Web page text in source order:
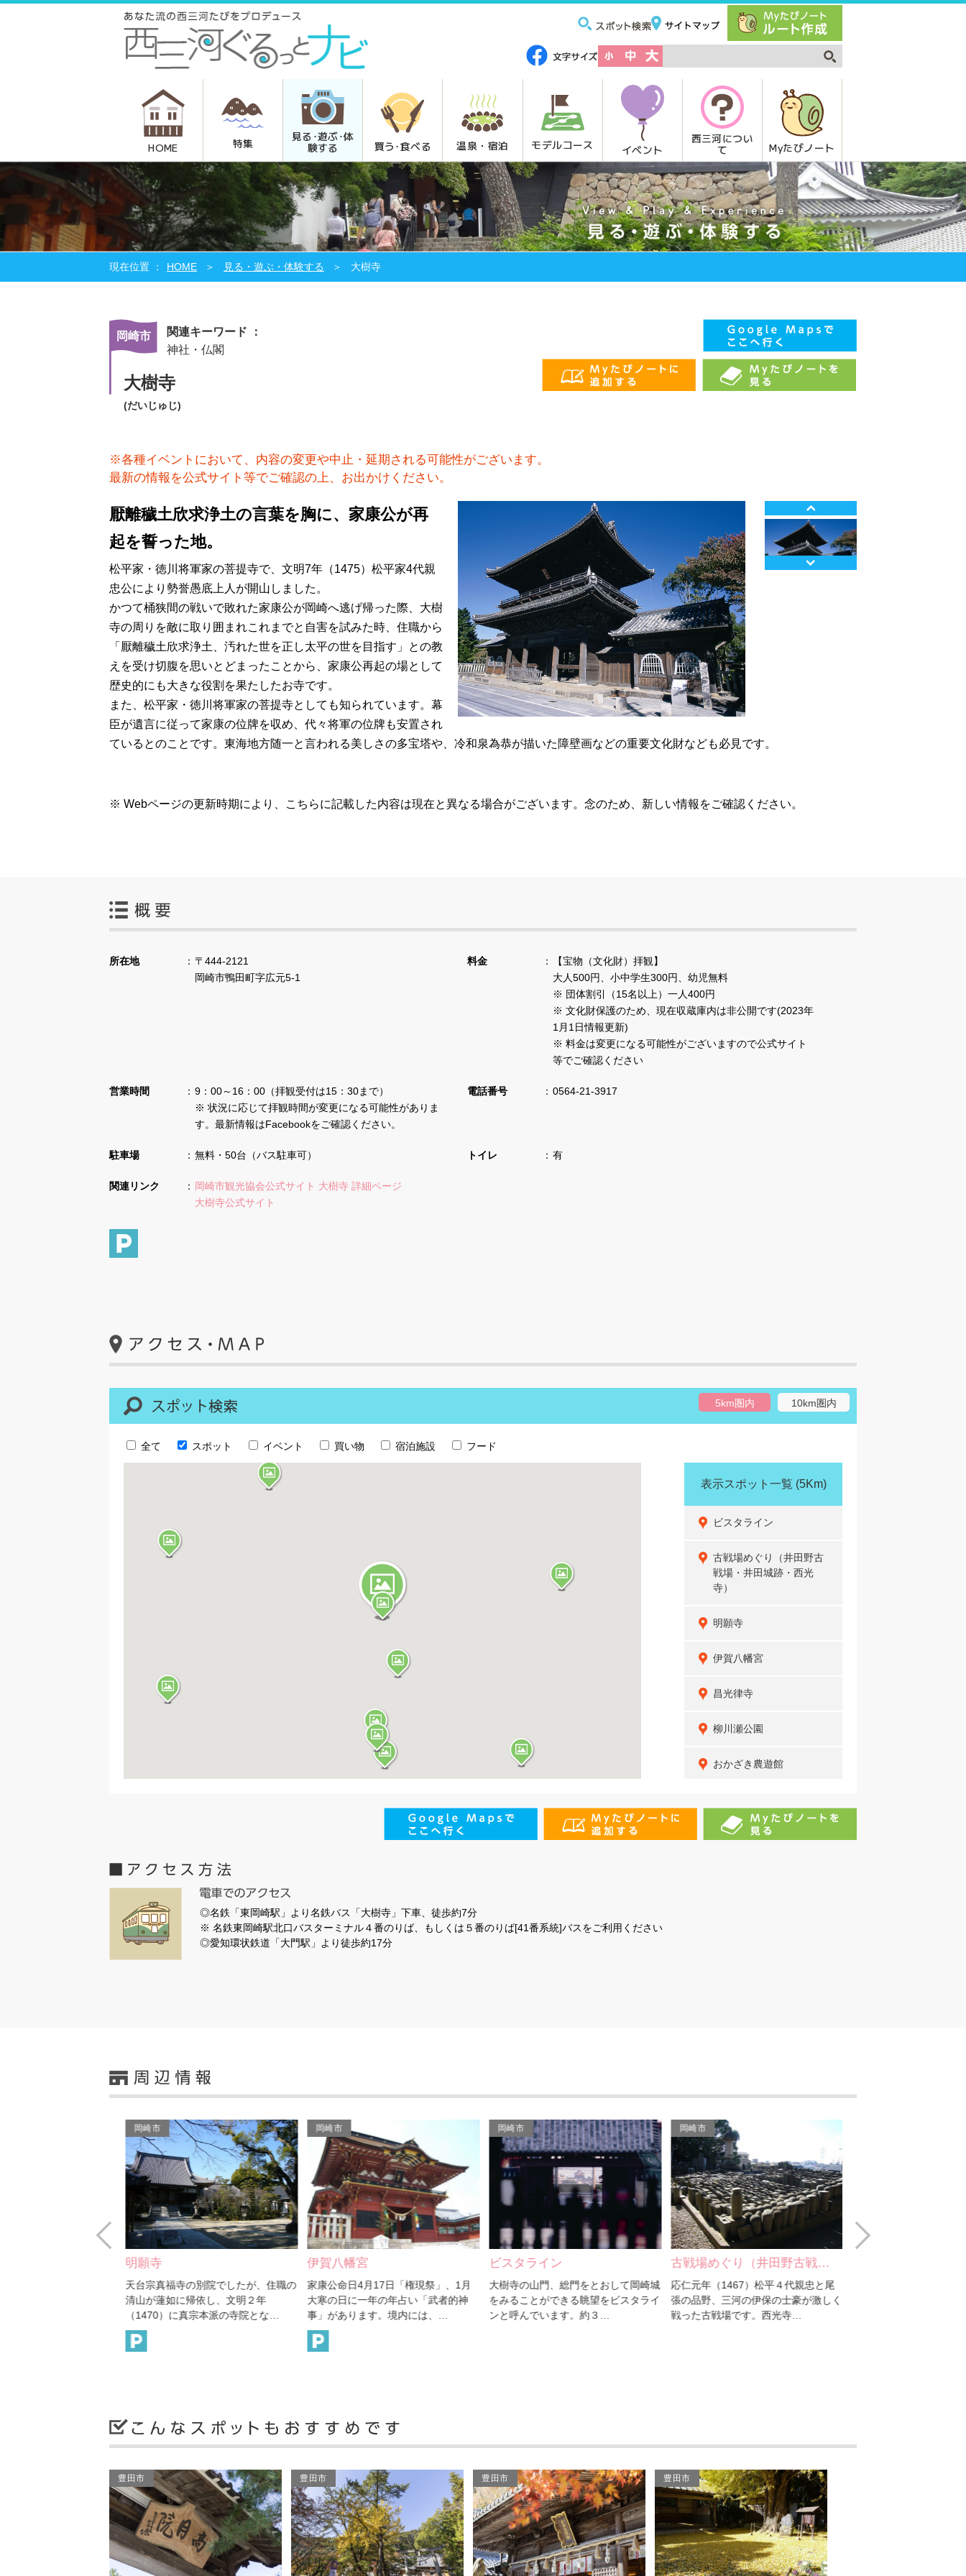
HOME 特集
見る･遊ぶ･体
験する
買う･食べる 温泉・宿泊 モデルコース イベント
西三河につい
て
Myたびノート
HOME 見る・遊ぶ・体験する 大樹寺
岡崎市
関連キーワード ：
神社・仏閣
大樹寺
(だいじゅじ)
※各種イベントにおいて、内容の変更や中止・延期される可能性がございます。
最新の情報を公式サイト等でご確認の上、お出かけください。
厭離穢土欣求浄土の言葉を胸に、家康公が再
起を誓った地。
松平家・徳川将軍家の菩提寺で、文明7年（1475）松平家4代親
忠公により勢誉愚底上人が開山しました。
かつて桶狭間の戦いで敗れた家康公が岡崎へ逃げ帰った際、大樹
寺の周りを敵に取り囲まれこれまでと自害を試みた時、住職から
「厭離穢土欣求浄土、汚れた世を正し太平の世を目指す」との教
えを受け切腹を思いとどまったことから、家康公再起の場として
歴史的にも大きな役割を果たしたお寺です。
また、松平家・徳川将軍家の菩提寺としても知られています。幕
臣が遺言に従って家康の位牌を収め、代々将軍の位牌も安置され
ているとのことです。東海地方随一と言われる美しさの多宝塔や、冷和泉為恭が描いた障壁画などの重要文化財なども必見です。
※ Webページの更新時期により、こちらに記載した内容は現在と異なる場合がございます。念のため、新しい情報をご確認ください。
所在地
〒444-2121
岡崎市鴨田町字広元5-1
料金
【宝物（文化財）拝観】
大人500円、小中学生300円、幼児無料
※ 団体割引（15名以上）一人400円
※ 文化財保護のため、現在収蔵庫内は非公開です(2023年
1月1日情報更新)
※ 料金は変更になる可能性がございますので公式サイト
等でご確認ください
営業時間
9：00～16：00（拝観受付は15：30まで）
※ 状況に応じて拝観時間が変更になる可能性がありま
す。最新情報はFacebookをご確認ください。
電話番号 0564‐21‐3917
駐車場 無料・50台（バス駐車可） トイレ 有
関連リンク
岡崎市観光協会公式サイト 大樹寺 詳細ページ
大樹寺公式サイト
5km圏内 10km圏内
全て スポット イベント 買い物 宿泊施設 フード
表示スポット一覧 (5Km)
ビスタライン
古戦場めぐり（井田野古
戦場・井田城跡・西光
寺）
明願寺
伊賀八幡宮
昌光律寺
柳川瀬公園
おかざき農遊館
円福寺
金のわらじ案内柱（ぬ）
金のわらじ案内柱（る）
伝統工芸（ろうそく）
磯部ろうそく店
伝統工芸（太鼓）
大林寺
神社）
誓願寺・諏訪神社（誓願
寺）
大樹寺
◎名鉄「東岡崎駅」より名鉄バス「大樹寺」下車、徒歩約7分
※ 名鉄東岡崎駅北口バスターミナル４番のりば、もしくは５番のりば[41番系統]バスをご利用ください
◎愛知環状鉄道「大門駅」より徒歩約17分
岡崎市
明願寺
天台宗真福寺の別院でしたが、住職の
清山が蓮如に帰依し、文明２年
（1470）に真宗本派の寺院とな…
岡崎市
伊賀八幡宮
家康公命日4月17日「権現祭」、1月
大寒の日に一年の年占い「武者的神
事」があります。境内には、…
岡崎市
ビスタライン
大樹寺の山門、総門をとおして岡崎城
をみることができる眺望をビスタライ
ンと呼んでいます。約３…
岡崎市
古戦場めぐり（井田野古戦…
応仁元年（1467）松平４代親忠と尾
張の品野、三河の伊保の士豪が激しく
戦った古戦場です。西光寺…
Prev
豊田市 豊田市 豊田市 豊田市